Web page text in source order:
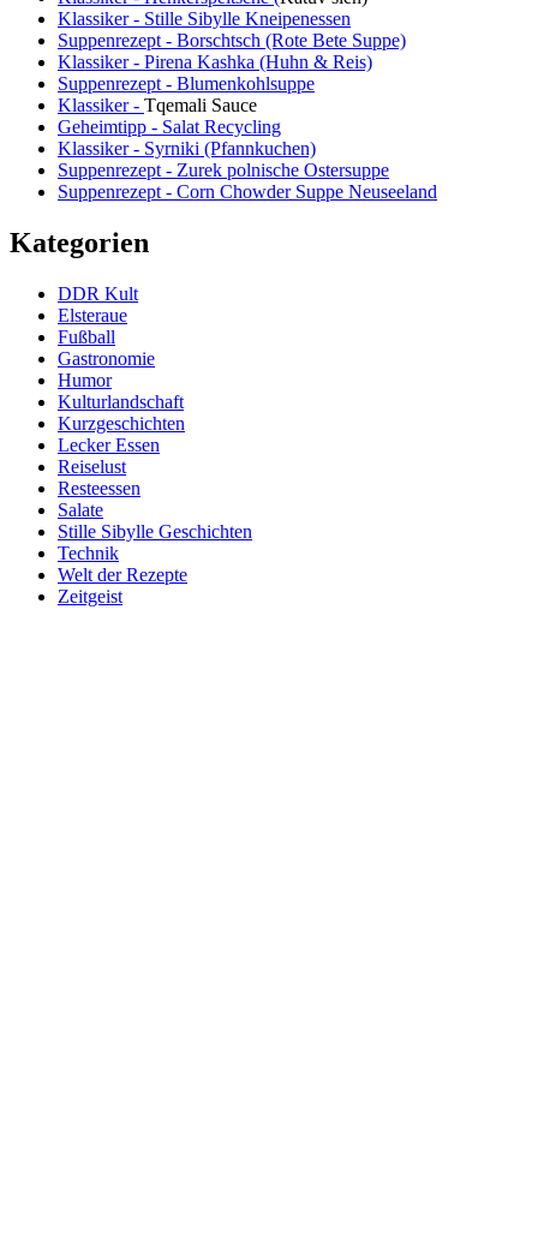
Klassiker - Stille Sibylle Kneipenessen
Suppenrezept - Borschtsch (Rote Bete Suppe)
Klassiker - Pirena Kashka (Huhn & Reis)
Suppenrezept - Blumenkohlsuppe
Klassiker - Tqemali Sauce
Geheimtipp - Salat Recycling
Klassiker - Syrniki (Pfannkuchen)
Suppenrezept - Zurek polnische Ostersuppe
Suppenrezept - Corn Chowder Suppe Neuseeland
Kategorien
DDR Kult
Elsteraue
Fußball
Gastronomie
Humor
Kulturlandschaft
Kurzgeschichten
Lecker Essen
Reiselust
Resteessen
Salate
Stille Sibylle Geschichten
Technik
Welt der Rezepte
Zeitgeist